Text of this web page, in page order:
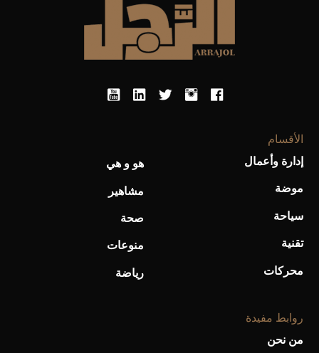
الأقسام
إدارة وأعمال
موضة
سياحة
تقنية
محركات
هو و هي
مشاهير
صحة
منوعات
رياضة
روابط مفيدة
من نحن